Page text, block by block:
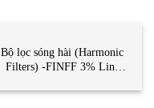
Bộ lọc sóng hài (Harmonic
Filters) -FINFF 3% Line
Việt Nam